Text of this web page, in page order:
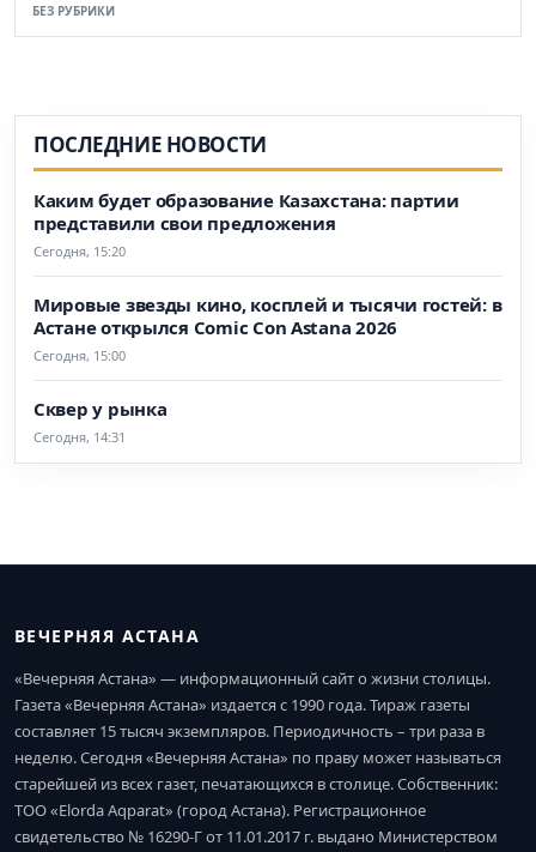
БЕЗ РУБРИКИ
ПОСЛЕДНИЕ НОВОСТИ
Каким будет образование Казахстана: партии
представили свои предложения
Сегодня, 15:20
Мировые звезды кино, косплей и тысячи гостей: в
Астане открылся Comic Con Astana 2026
Сегодня, 15:00
Сквер у рынка
Сегодня, 14:31
ВЕЧЕРНЯЯ АСТАНА
«Вечерняя Астана» — информационный сайт о жизни столицы.
Газета «Вечерняя Астана» издается с 1990 года. Тираж газеты
составляет 15 тысяч экземпляров. Периодичность – три раза в
неделю. Сегодня «Вечерняя Астана» по праву может называться
старейшей из всех газет, печатающихся в столице. Собственник:
ТОО «Elorda Aqparat» (город Астана). Регистрационное
свидетельство № 16290-Г от 11.01.2017 г. выдано Министерством